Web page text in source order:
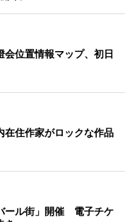
会位置情報マップ、初日
住作家がロックな作品
ール街」開催 電子チケ